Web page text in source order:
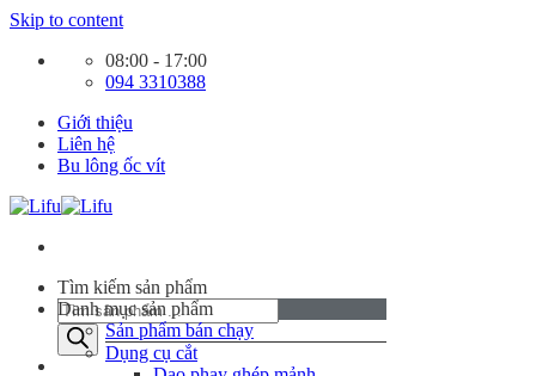
Skip to content
08:00 - 17:00
094 3310388
Giới thiệu
Liên hệ
Bu lông ốc vít
Tìm kiếm sản phẩm
Danh mục sản phẩm
Sản phẩm bán chạy
Dụng cụ cắt